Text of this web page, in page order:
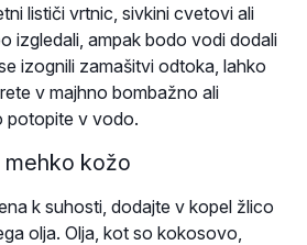
lističi vrtnic, sivkini cvetovi ali
izgledali, ampak bodo vodi dodali
izognili zamašitvi odtoka, lahko
v majhno bombažno ali
potopite v vodo.
mehko kožo
k suhosti, dodajte v kopel žlico
olja. Olja, kot so kokosovo,